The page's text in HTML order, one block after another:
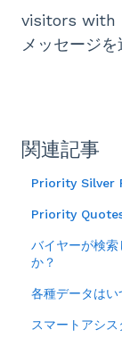
visitors with
メッセージを
関連記事
Priority Silver
Priority
バイヤーが検
か？
各種データはい
スマートアシス